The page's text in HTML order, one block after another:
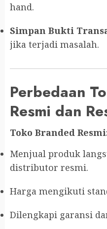
hand.
Simpan Bukti
jika terjadi masalah.
Perbedaan
Resmi dan
Toko Branded
Menjual produk
distributor resmi.
Harga mengikuti
Dilengkapi garansi